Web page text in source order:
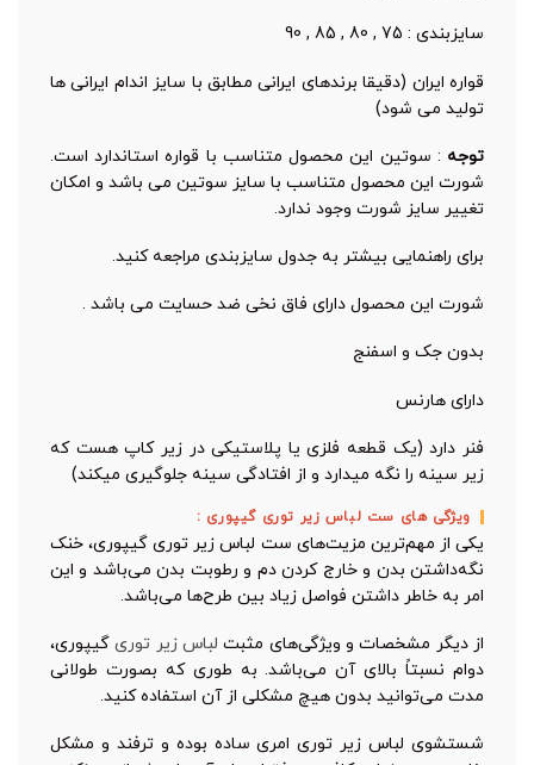
سایزبندی : 75 , 80 , 85 , 90
قواره ایران (دقیقا برندهای ایرانی مطابق با سایز اندام ایرانی ها
تولید می شود)
توجه : سوتین این محصول متناسب با قواره استاندارد است.
شورت این محصول متناسب با سایز سوتین می باشد و امکان
تغییر سایز شورت وجود ندارد.
برای راهنمایی بیشتر به جدول سایزبندی مراجعه کنید.
شورت این محصول دارای فاق نخی ضد حسایت می باشد .
بدون جک و اسفنج
دارای هارنس
فنر دارد (یک قطعه فلزی یا پلاستیکی در زیر کاپ هست که
زیر سینه را نگه میدارد و از افتادگی سینه جلوگیری میکند)
ویژگی های ست لباس زیر توری گیپوری :
یکی از مهم‌ترین مزیت‌های ست لباس زیر توری گیپوری، خنک
نگه‌داشتن بدن و خارج کردن دم و رطوبت بدن می‌باشد و این
امر به خاطر داشتن فواصل زیاد بین طرح‌ها می‌باشد.
از دیگر مشخصات و ویژگی‌های مثبت لباس زیر توریگیپوری،
دوام نسبتاً بالای آن می‌باشد. به طوری که بصورت طولانی
مدت می‌توانید بدون هیچ مشکلی از آن استفاده کنید.
شستشوی لباس زیر توری امری ساده بوده و ترفند و مشکل